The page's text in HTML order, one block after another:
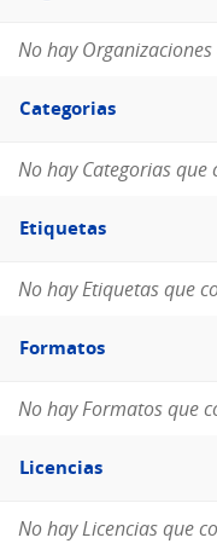
No hay
Filtro
Categorias
Categorias
No hay Categorias
Filtro
Etiquetas
Etiquetas
No hay Etiquetas que
Filtro
Formatos
Formatos
No hay Formatos que
Filtro
Licencias
Licencias
No hay Licencias que